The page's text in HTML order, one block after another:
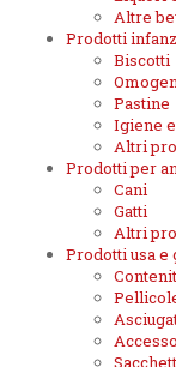
Altre
Prodotti
Biscotti
Pastine
Igiene
Altri
Prodotti per
Cani
Gatti
Altri
Prodotti usa e